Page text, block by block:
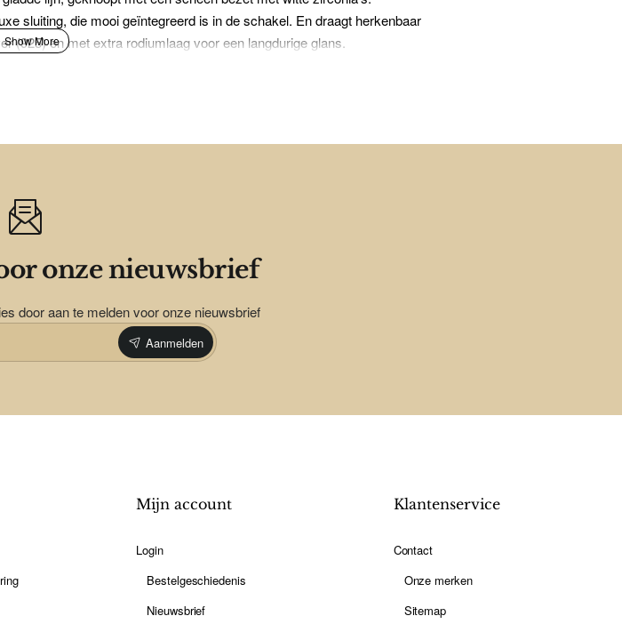
sluiting, die mooi geïntegreerd is in de schakel. En draagt herkenbaar
(925) en met extra rodiumlaag voor een langdurige glans.
onze nieuwsbrief
door aan te melden voor onze nieuwsbrief
Aanmelden
Mijn account
Login
Bestelgeschiedenis
Nieuwsbrief
Klantenservice
Contact
Onze merken
Sitemap